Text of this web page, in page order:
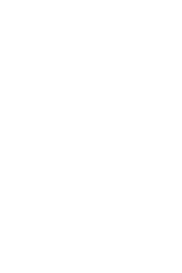
ィ【北海道オ